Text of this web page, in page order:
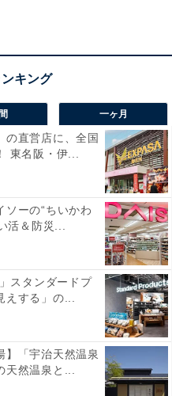
、美しい絶景とともに天
めの宿です。
テル】「鳴子温泉 源蔵の湯
は四百年の歴史ある美肌の
一ヶ月
の直営店に、全国
東名阪・伊...
ソーの“ちいかわ
活＆防災...
スタンダードプ
えする」の...
】「宇治天然温泉
然温泉と...